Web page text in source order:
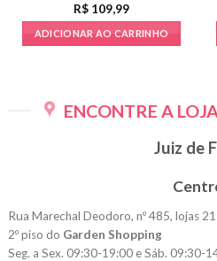
R$ 109,99
ADICIONAR AO CARRINHO
ENCONTRE A
Juiz de
Rua Marechal Deodoro, nº 485, lojas
2º piso do Garden Shopping
Seg. a Sex. 09:30-19:00 e Sáb. 09:30-